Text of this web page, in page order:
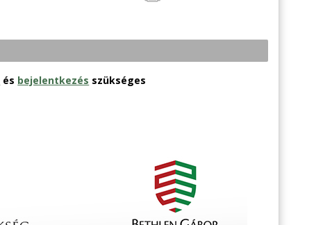
és bejelentkezés szükséges